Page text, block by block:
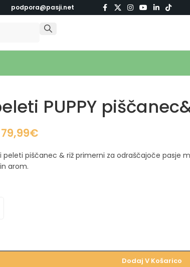
podpora@pasji.net
PUPPY
79,99€
peleti piščanec & riž primerni za odraščajoče pasje
arom.
Dodaj V Košarico